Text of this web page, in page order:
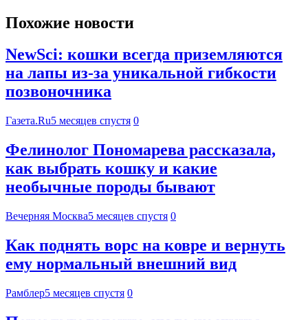
Похожие новости
NewSci: кошки всегда приземляются
на лапы из-за уникальной гибкости
позвоночника
Газета.Ru5 месяцев спустя 0
Фелинолог Пономарева рассказала,
как выбрать кошку и какие
необычные породы бывают
Вечерняя Москва5 месяцев спустя 0
Как поднять ворс на ковре и вернуть
ему нормальный внешний вид
Рамблер5 месяцев спустя 0